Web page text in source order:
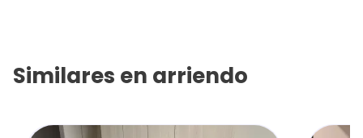
Similares en arriendo